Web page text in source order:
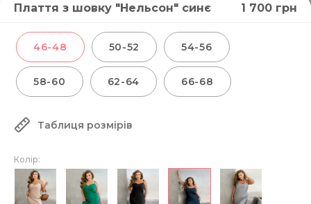
Плаття з шовку "Нельсон" синє 1 700 грн
46-48 50-52 54-56
58-60 62-64 66-68
Таблиця розмірів
Колір: